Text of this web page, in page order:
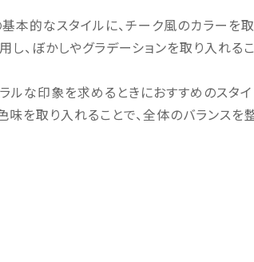
本的なスタイルに、チーク風のカラーを取
し、ぼかしやグラデーションを取り入れるこ
ルな印象を求めるときにおすすめのスタイ
味を取り入れることで、全体のバランスを